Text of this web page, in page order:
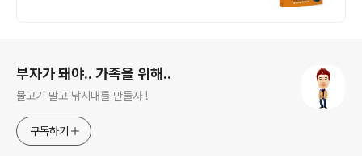
부자가 돼야.. 가족을 위해..
물고기 말고 낚시대를 만들자 !
구독하기